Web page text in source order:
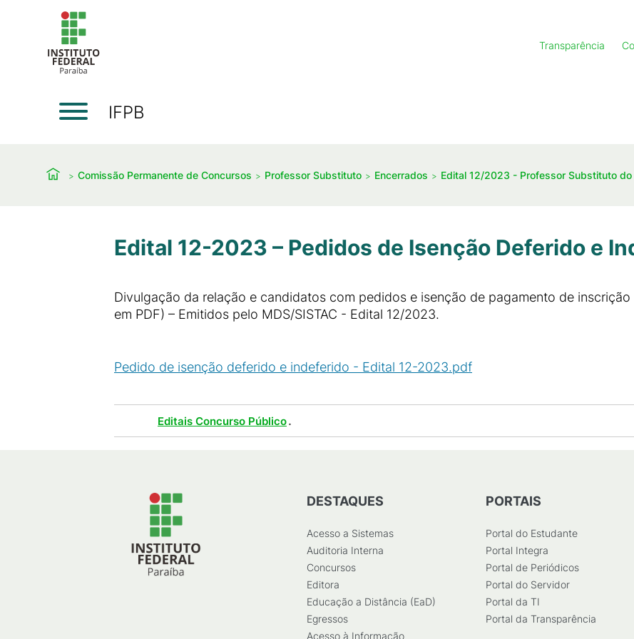
Transparência
IFPB
Comissão Permanente de Concursos Professor Substituto Encerrados Edital 12/2023 - Professor Substituto do
Edital 12-2023 – Pedidos de Isenção Deferido e
Divulgação da relação e candidatos com pedidos e isenção de pagamento de
em PDF) – Emitidos pelo MDS/SISTAC - Edital 12/2023.
Pedido de isenção deferido e indeferido - Edital 12-2023.pdf
Editais Concurso Público.
DESTAQUES
Acesso a Sistemas
Auditoria Interna
Concursos
Editora
Educação a Distância (EaD)
Egressos
Acesso à Informação
PORTAIS
Portal do Estudante
Portal Integra
Portal de Periódicos
Portal do Servidor
Portal da TI
Portal da Transparência